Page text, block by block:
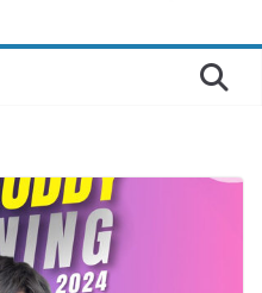
เวียนใหญ่–มหาชัย”
งการบนพื้นฐานข้อ
ส่วนร่วม